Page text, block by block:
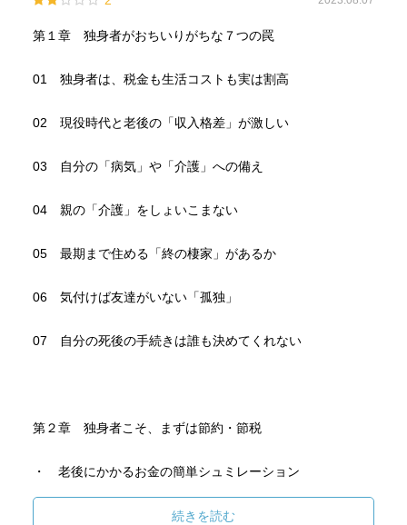
第１章 独身者がおちいりがちな７つの罠
01 独身者は、税金も生活コストも実は割高
02 現役時代と老後の「収入格差」が激しい
03 自分の「病気」や「介護」への備え
04 親の「介護」をしょいこまない
05 最期まで住める「終の棲家」があるか
06 気付けば友達がいない「孤独」
07 自分の死後の手続きは誰も決めてくれない
第２章 独身者こそ、まずは節約・節税
・ 老後にかかるお金の簡単シュミレーション
・ ムダな買い物を徹底的になくすためのルール
続きを読む